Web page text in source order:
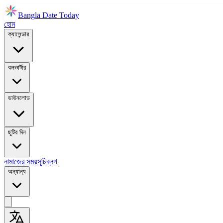
Bangla Date Today
হোম
ক্যালেন্ডার
কনভার্টার
ডাউনলোড
ছুটির দিন
নামাজের সময়সূচিব্লগ
অন্যান্য